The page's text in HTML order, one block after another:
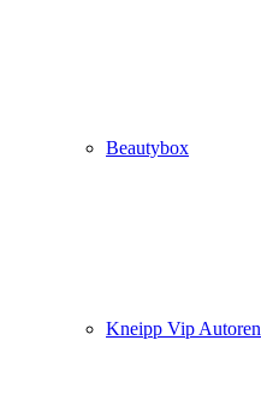
Beautybox
Kneipp Vip Autoren